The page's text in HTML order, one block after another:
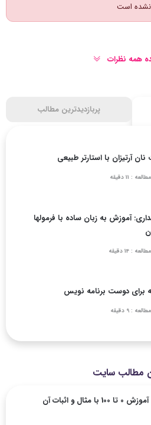
پربازدیدترین مطالب
آرتیزان با استارتر طبیعی
: 11 دقیقه
آموزش به زبان ساده با فرمولها
: 14 دقیقه
برای دوست برنامه نویس
: 9 دقیقه
مطالب سایت
مشتق رادیکال: آموزش 0 تا 100 با مثال و اثبات آن
است
همه نظرات